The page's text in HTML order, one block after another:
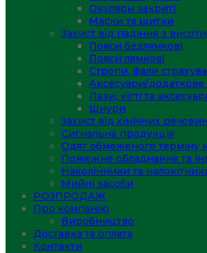
Окуляри закриті
Маски та щитки
Захист від падіння з висоти
Пояси безлямкові
Пояси лямкові
Стропи, фали
Аксесуари/
Лази, кігті та
Шнури
Захист від хімічних речовин
Сигнальна продукція
Одяг обмеженого терміну
Пожежне обладнання та
Наколінники та
Мийні засоби
РОЗПРОДАЖ
Про компанію
Виробництво
Доставка та оплата
Контакти